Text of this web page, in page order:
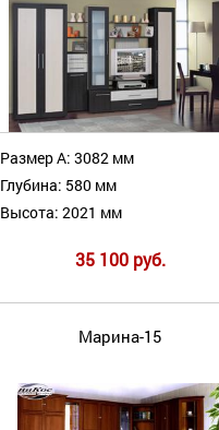
Размер А: 3082 мм
Глубина: 580 мм
Высота: 2021 мм
35 100 руб.
Марина-15